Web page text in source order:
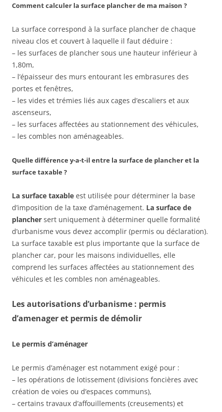
Comment calculer la surface plancher de ma maison ?
La surface correspond à la surface plancher de chaque
niveau clos et couvert à laquelle il faut déduire :
– les surfaces de plancher sous une hauteur inférieur à
1,80m,
– l’épaisseur des murs entourant les embrasures des
portes et fenêtres,
– les vides et trémies liés aux cages d’escaliers et aux
ascenseurs,
– les surfaces affectées au stationnement des véhicules,
– les combles non aménageables.
Quelle différence y-a-t-il entre la surface de plancher et la
surface taxable ?
La surface taxable est utilisée pour déterminer la base
d’imposition de la taxe d’aménagement. La surface de
plancher sert uniquement à déterminer quelle formalité
d’urbanisme vous devez accomplir (permis ou déclaration).
La surface taxable est plus importante que la surface de
plancher car, pour les maisons individuelles, elle
comprend les surfaces affectées au stationnement des
véhicules et les combles non aménageables.
Les autorisations d’urbanisme : permis
d’amenager et permis de démolir
Le permis d’aménager
Le permis d’aménager est notamment exigé pour :
– les opérations de lotissement (divisions foncières avec
création de voies ou d’espaces communs),
– certains travaux d’affouillements (creusements) et